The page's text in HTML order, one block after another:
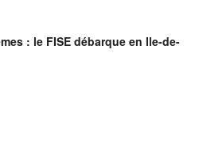
: le FISE débarque en Ile-de-